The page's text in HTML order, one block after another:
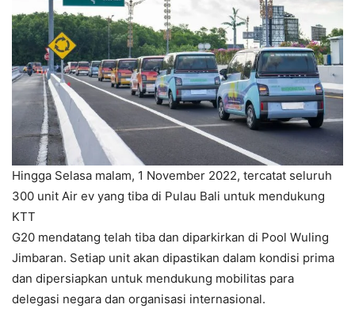
Hingga Selasa malam, 1 November 2022, tercatat seluruh
300 unit Air ev yang tiba di Pulau Bali untuk mendukung
KTT
G20 mendatang telah tiba dan diparkirkan di Pool Wuling
Jimbaran. Setiap unit akan dipastikan dalam kondisi prima
dan dipersiapkan untuk mendukung mobilitas para
delegasi negara dan organisasi internasional.